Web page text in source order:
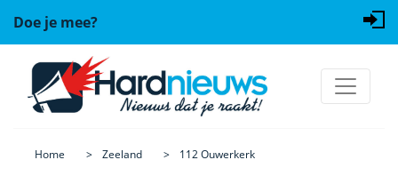
Doe je mee?
Home Zeeland
112 Ouwerkerk